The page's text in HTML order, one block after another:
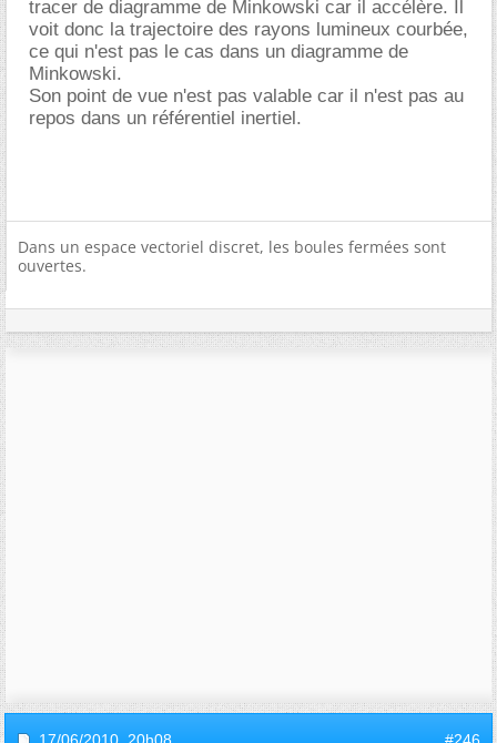
tracer de diagramme de Minkowski car il accélère. Il
voit donc la trajectoire des rayons lumineux courbée,
ce qui n'est pas le cas dans un diagramme de
Minkowski.
Son point de vue n'est pas valable car il n'est pas au
repos dans un référentiel inertiel.
Dans un espace vectoriel discret, les boules fermées sont
ouvertes.